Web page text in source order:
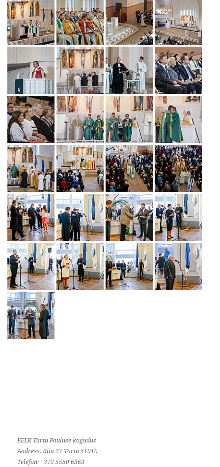
EELK Tartu Pauluse kogudus
Aadress: Riia 27 Tartu 51010
Telefon: +372 5550 6363